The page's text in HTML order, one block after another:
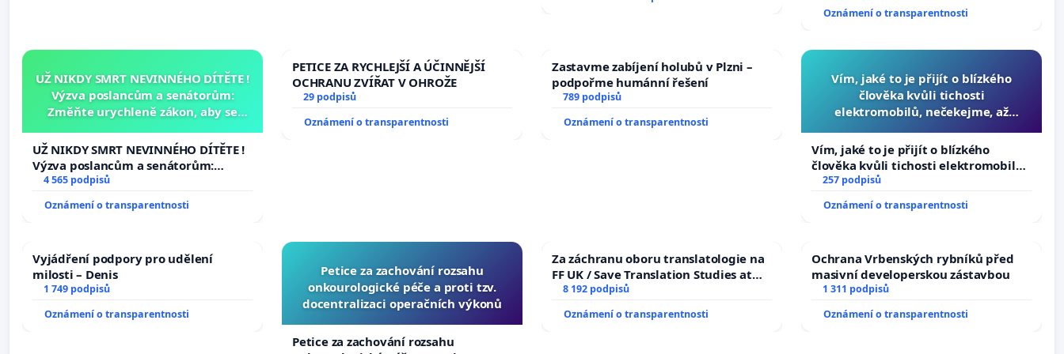
Oznámení o transparentnosti
UŽ NIKDY SMRT NEVINNÉHO DÍTĚTE !
Výzva poslancům a senátorům:
Změňte urychleně zákon, aby se
opakovat!
UŽ NIKDY SMRT NEVINNÉHO DÍTĚTE !
Výzva poslancům a senátorům:
Změňte urychleně zákon, aby se
tragédie malé Viktorky už nemohla
opakovat!
4 565 podpisů
Oznámení o transparentnosti
PETICE ZA RYCHLEJŠÍ A ÚČINNĚJŠÍ
OCHRANU ZVÍŘAT V OHROŽE
29 podpisů
Oznámení o transparentnosti
Zastavme zabíjení holubů v Plzni –
podpořme humánní řešení
789 podpisů
Oznámení o transparentnosti
Vím, jaké to je přijít o blízkého
člověka kvůli tichosti
elektromobilů, nečekejme, až
auta!
Vím, jaké to je přijít o blízkého
člověka kvůli tichosti elektromobilů,
nečekejme, až přibydou další,
zaveďme slyšitelná auta!
257 podpisů
Oznámení o transparentnosti
Vyjádření podpory pro udělení
milosti – Denis
1 749 podpisů
Oznámení o transparentnosti
Petice za zachování rozsahu
onkourologické péče a proti tzv.
docentralizaci operačních výkonů
Petice za zachování rozsahu
Za záchranu oboru translatologie na
FF UK / Save Translation Studies at
the Faculty of Arts, Charles
University
8 192 podpisů
Oznámení o transparentnosti
Ochrana Vrbenských rybníků před
masivní developerskou zástavbou
1 311 podpisů
Oznámení o transparentnosti